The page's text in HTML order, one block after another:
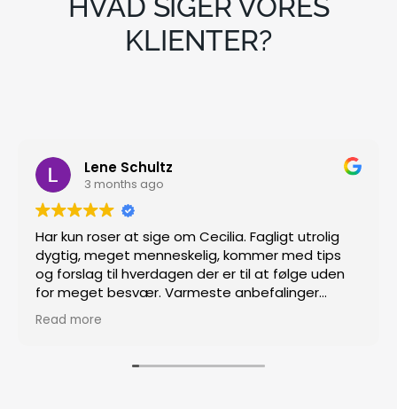
HVAD SIGER VORES
KLIENTER?
Lene Schultz
3 months ago
Har kun roser at sige om Cecilia. Fagligt utrolig
dygtig, meget menneskelig, kommer med tips
og forslag til hverdagen der er til at følge uden
for meget besvær. Varmeste anbefalinger
herfra.
Read more